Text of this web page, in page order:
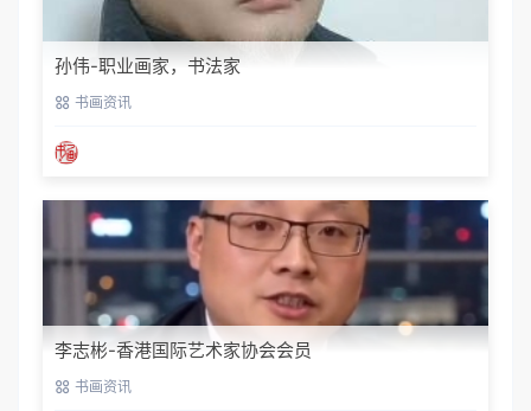
孙伟-职业画家，书法家
书画资讯
李志彬-香港国际艺术家协会会员
书画资讯